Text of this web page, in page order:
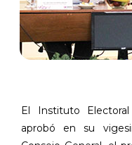
El Instituto
aprobó en su